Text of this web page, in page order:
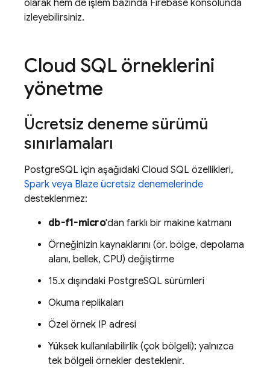
olarak hem de işlem bazında Firebase konsolunda
izleyebilirsiniz.
Cloud SQL örneklerini
yönetme
Ücretsiz deneme sürümü
sınırlamaları
PostgreSQL için aşağıdaki Cloud SQL özellikleri,
Spark veya Blaze ücretsiz denemelerinde
desteklenmez:
db-f1-micro'dan farklı bir makine katmanı
Örneğinizin kaynaklarını (ör. bölge, depolama
alanı, bellek, CPU) değiştirme
15.x dışındaki PostgreSQL sürümleri
Okuma replikaları
Özel örnek IP adresi
Yüksek kullanılabilirlik (çok bölgeli); yalnızca
tek bölgeli örnekler desteklenir.